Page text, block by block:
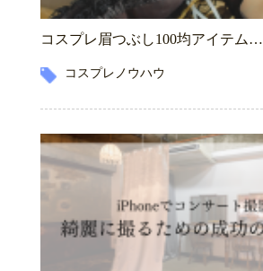
コスプレ眉つぶし100均アイテム…
コスプレノウハウ